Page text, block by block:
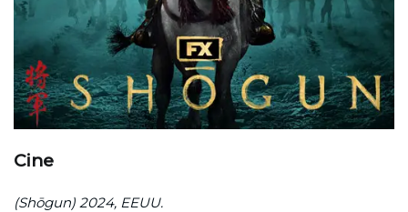
Cine
(Shōgun) 2024, EEUU.